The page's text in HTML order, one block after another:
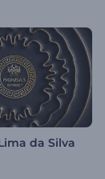
da Silva